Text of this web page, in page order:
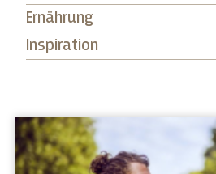
Ernährung
Inspiration